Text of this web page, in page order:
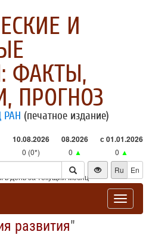
И
ФАКТЫ,
ПРОГНОЗ
РАН (печатное издание)
10.08.2026 08.2026 с 01.01.2026
0 (0*) 0 ▲ 0 ▲
0 (0*) 0▲ 0▲
в день за текущий месяц
Ru En
Toggle
развития"